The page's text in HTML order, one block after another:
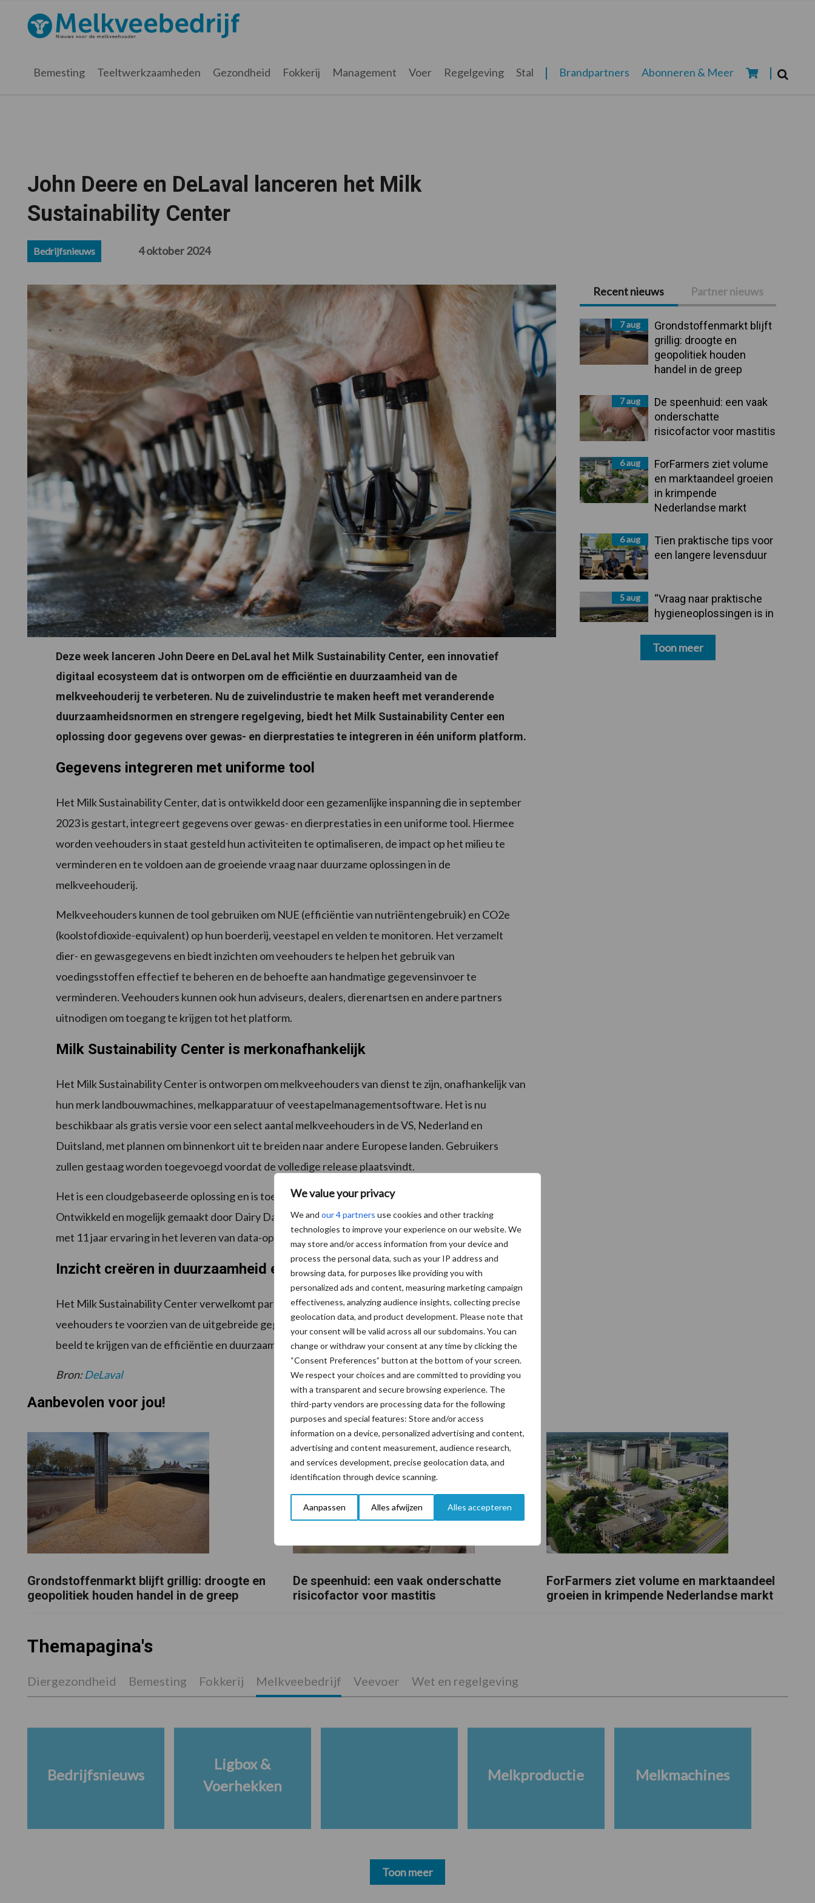
We value your privacy
We and our 4 partners use cookies and other tracking
technologies to improve your experience on our website. We
may store and/or access information from your device and
process the personal data, such as your IP address and
browsing data, for purposes like providing you with
personalized ads and content, measuring marketing campaign
effectiveness, analyzing audience insights, collecting precise
geolocation data, and product development. Please note that
your consent will be valid across all our subdomains. You can
change or withdraw your consent at any time by clicking the
“Consent Preferences” button at the bottom of your screen.
We respect your choices and are committed to providing you
with a transparent and secure browsing experience. The
third-party vendors are processing data for the following
purposes and special features: Store and/or access
information on a device, personalized advertising and content,
advertising and content measurement, audience research,
and services development, precise geolocation data, and
identification through device scanning.
Aanpassen Alles afwijzen Alles accepteren
hoofdnavigatie
hoofd
eerste
voettekst
Melkveebedrijf.nl
Bemesting Teeltwerkzaamheden Gezondheid Fokkerij Management Voer Regelgeving Stal Brandpartners Abonneren & Meer
John Deere en DeLaval lanceren het Milk
Sustainability Center
Bedrijfsnieuws 4 oktober 2024
Deze week lanceren John Deere en DeLaval het Milk Sustainability Center, een innovatief
digitaal ecosysteem dat is ontworpen om de efficiëntie en duurzaamheid van de
melkveehouderij te verbeteren. Nu de zuivelindustrie te maken heeft met veranderende
duurzaamheidsnormen en strengere regelgeving, biedt het Milk Sustainability Center een
oplossing door gegevens over gewas- en dierprestaties te integreren in één uniform platform.
Gegevens integreren met uniforme tool
Het Milk Sustainability Center, dat is ontwikkeld door een gezamenlijke inspanning die in september
2023 is gestart, integreert gegevens over gewas- en dierprestaties in een uniforme tool. Hiermee
worden veehouders in staat gesteld hun activiteiten te optimaliseren, de impact op het milieu te
verminderen en te voldoen aan de groeiende vraag naar duurzame oplossingen in de
melkveehouderij.
Melkveehouders kunnen de tool gebruiken om NUE (efficiëntie van nutriëntengebruik) en CO2e
(koolstofdioxide-equivalent) op hun boerderij, veestapel en velden te monitoren. Het verzamelt
dier- en gewasgegevens en biedt inzichten om veehouders te helpen het gebruik van
voedingsstoffen effectief te beheren en de behoefte aan handmatige gegevensinvoer te
verminderen. Veehouders kunnen ook hun adviseurs, dealers, dierenartsen en andere partners
uitnodigen om toegang te krijgen tot het platform.
Milk Sustainability Center is merkonafhankelijk
Het Milk Sustainability Center is ontworpen om melkveehouders van dienst te zijn, onafhankelijk van
hun merk landbouwmachines, melkapparatuur of veestapelmanagementsoftware. Het is nu
beschikbaar als gratis versie voor een select aantal melkveehouders in de VS, Nederland en
Duitsland, met plannen om binnenkort uit te breiden naar andere Europese landen. Gebruikers
zullen gestaag worden toegevoegd voordat de volledige release plaatsvindt.
Het is een cloudgebaseerde oplossing en is toegankelijk op zowel desktop als mobiele apparaten.
Ontwikkeld en mogelijk gemaakt door Dairy Data Warehouse BV (DDW), een Nederlands bedrijf
met 11 jaar ervaring in het leveren van data-oplossingen voor duurzame melkveehouderij.
Inzicht creëren in duurzaamheid en efficiëntie
Het Milk Sustainability Center verwelkomt partners om zich aan te sluiten bij zijn missie om
veehouders te voorzien van de uitgebreide gegevens en inzichten die nodig zijn om een holistisch
beeld te krijgen van de efficiëntie en duurzaamheid van hun zuivelactiviteiten.
Bron:DeLaval
Primaire
Sidebar
Recent nieuws Partner nieuws
7 aug
Grondstoffenmarkt blijft
grillig: droogte en
geopolitiek houden
handel in de greep
7 aug
De speenhuid: een vaak
onderschatte
risicofactor voor mastitis
6 aug
ForFarmers ziet volume
en marktaandeel groeien
in krimpende
Nederlandse markt
6 aug
Tien praktische tips voor
een langere levensduur
5 aug
“Vraag naar praktische
hygieneoplossingen is in
Toon meer
Aanbevolen voor jou!
Grondstoffenmarkt blijft grillig: droogte en
geopolitiek houden handel in de greep
De speenhuid: een vaak onderschatte
risicofactor voor mastitis
ForFarmers ziet volume en marktaandeel
groeien in krimpende Nederlandse markt
Themapagina's
Diergezondheid Bemesting Fokkerij Melkveebedrijf Veevoer Wet en regelgeving
Bedrijfsnieuws
Ligbox &
Voerhekken
Melkproductie Melkmachines
Toon meer